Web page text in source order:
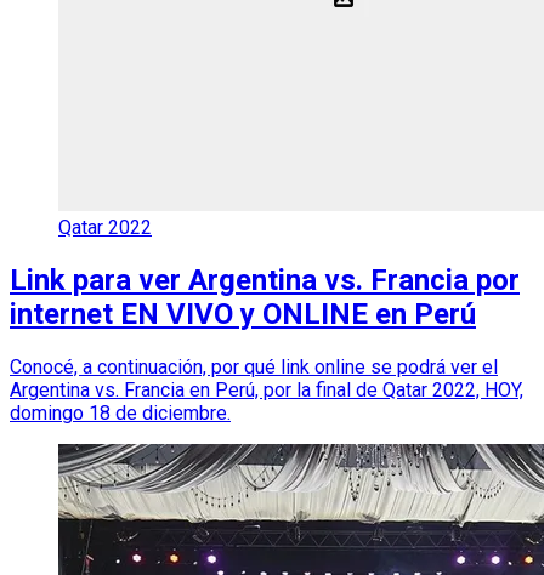
Qatar 2022
Link para ver Argentina vs. Francia por
internet EN VIVO y ONLINE en Perú
Conocé, a continuación, por qué link online se podrá ver el
Argentina vs. Francia en Perú, por la final de Qatar 2022, HOY,
domingo 18 de diciembre.